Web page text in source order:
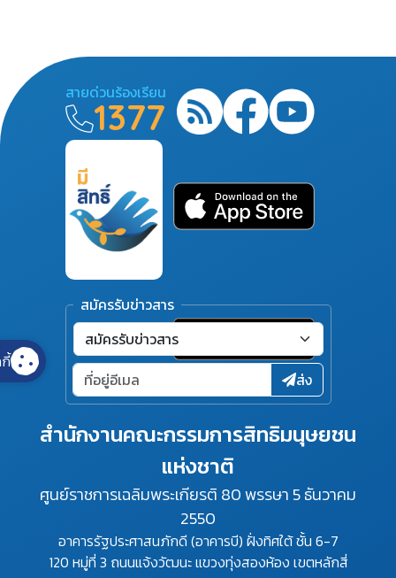
สำนักงานคณะกรรมการสิทธิมนุษยชน
แห่งชาติ
ศูนย์ราชการเฉลิมพระเกียรติ 80 พรรษา 5 ธันวาคม
2550
อาคารรัฐประศาสนภักดี (อาคารบี) ฝั่งทิศใต้ ชั้น 6-7
120 หมู่ที่ 3 ถนนแจ้งวัฒนะ แขวงทุ่งสองห้อง เขตหลักสี่
สายด่วนร้องเรียน
1377
สมัครรับข่าวสาร
ส่ง